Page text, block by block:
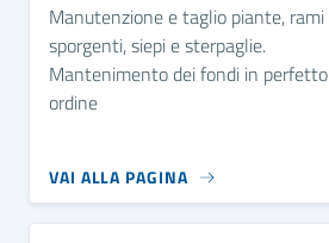
Manutenzione e taglio piante, rami
sporgenti, siepi e sterpaglie.
Mantenimento dei fondi in perfetto
ordine
VAI ALLA PAGINA